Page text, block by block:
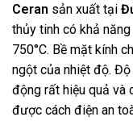
Ceran sản xuất tại
thủy tinh có khả
750°C. Bề mặt kính
ngột của nhiệt độ.
động rất hiệu quả và
được cách điện an